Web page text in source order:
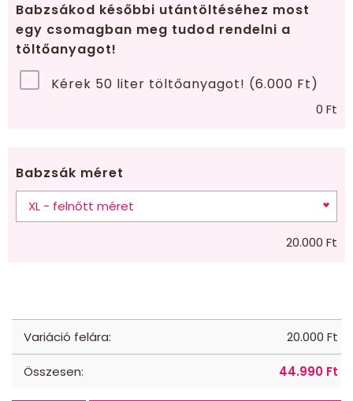
Babzsákod későbbi utántöltéséhez most
egy csomagban meg tudod rendelni a
töltőanyagot!
Kérek 50 liter töltőanyagot! (6.000 Ft)
0 Ft
Babzsák méret
20.000 Ft
Variáció felára: 20.000 Ft
Összesen: 44.990 Ft